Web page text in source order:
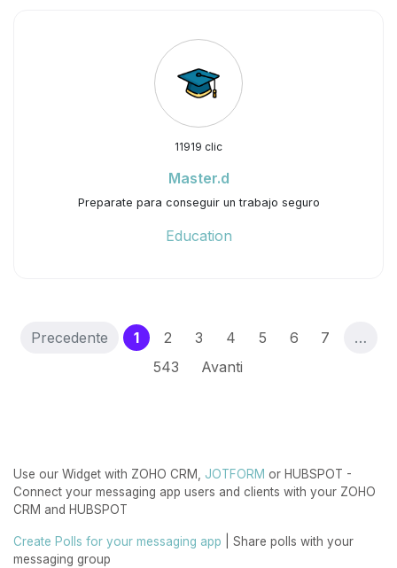
11919 clic
Master.d
Preparate para conseguir un trabajo seguro
Education
Precedente 1(current)
2 3 4 5 6 7
…
543
Avanti
Use our Widget with ZOHO CRM, JOTFORM or HUBSPOT -
Connect your messaging app users and clients with your ZOHO
CRM and HUBSPOT
Create Polls for your messaging app | Share polls with your
messaging group